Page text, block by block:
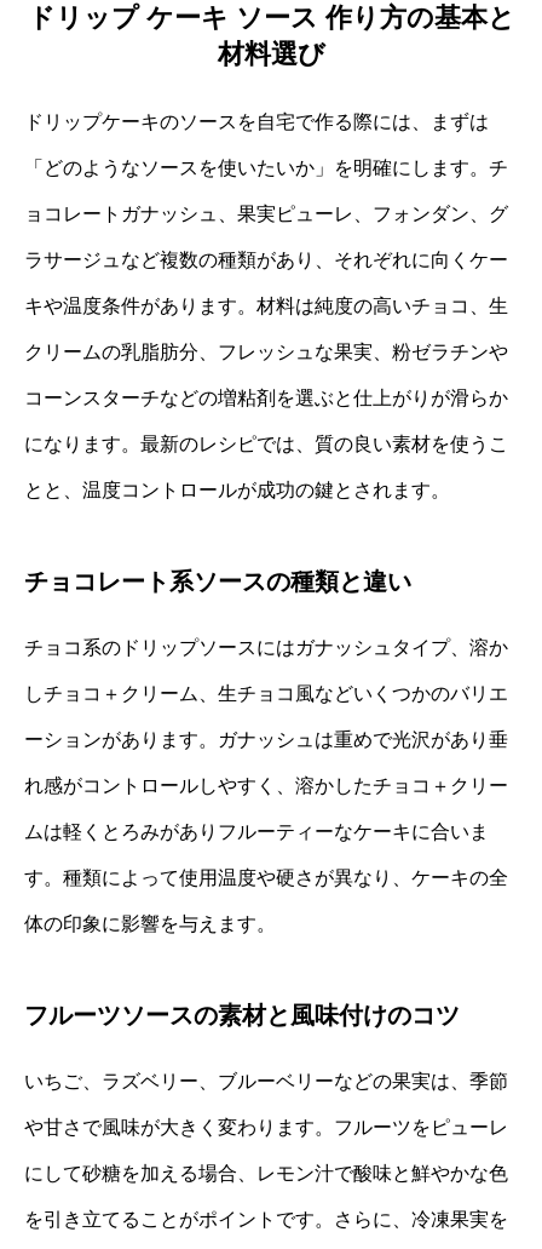
ドリップ ケーキ ソース 作り方の基本と
材料選び
ドリップケーキのソースを自宅で作る際には、まずは
「どのようなソースを使いたいか」を明確にします。チ
ョコレートガナッシュ、果実ピューレ、フォンダン、グ
ラサージュなど複数の種類があり、それぞれに向くケー
キや温度条件があります。材料は純度の高いチョコ、生
クリームの乳脂肪分、フレッシュな果実、粉ゼラチンや
コーンスターチなどの増粘剤を選ぶと仕上がりが滑らか
になります。最新のレシピでは、質の良い素材を使うこ
とと、温度コントロールが成功の鍵とされます。
チョコレート系ソースの種類と違い
チョコ系のドリップソースにはガナッシュタイプ、溶か
しチョコ＋クリーム、生チョコ風などいくつかのバリエ
ーションがあります。ガナッシュは重めで光沢があり垂
れ感がコントロールしやすく、溶かしたチョコ＋クリー
ムは軽くとろみがありフルーティーなケーキに合いま
す。種類によって使用温度や硬さが異なり、ケーキの全
体の印象に影響を与えます。
フルーツソースの素材と風味付けのコツ
いちご、ラズベリー、ブルーベリーなどの果実は、季節
や甘さで風味が大きく変わります。フルーツをピューレ
にして砂糖を加える場合、レモン汁で酸味と鮮やかな色
を引き立てることがポイントです。さらに、冷凍果実を